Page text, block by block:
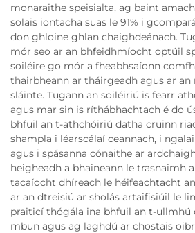
monaraithe speisialta, ag baint
solais iontacha suas le 91% i
don ghloine ghlan chaighdeánach.
mór seo ar an bhfeidhmíocht optúil
soiléire go mór a fheabhsaíonn
thairbheann ar tháirgeadh agus ar
sláinte. Tugann an soiléiriú is fearr
agus mar sin is ríthábhachtach é do
bhfuil an t-athchóiriú datha cruinn
shampla i léarscálaí ceannach, i
agus i spásanna cónaithe ar
heigheadh a bhaineann le trasnaimh
tacaíocht dhíreach le héifeachtacht
ar an dtreisiú ar sholás artaifisiúil le
praiticí thógála ina bhfuil an t-ullmhú
mbun agus ag laghdú ar chostais